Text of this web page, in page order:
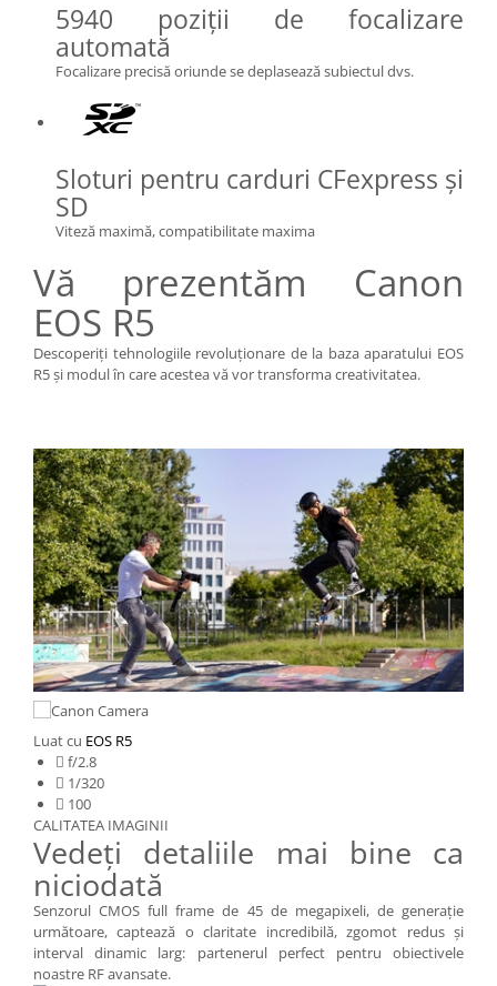
5940 poziţii de focalizare
automată
Focalizare precisă oriunde se deplasează subiectul dvs.
Sloturi pentru carduri CFexpress şi
SD
Viteză maximă, compatibilitate maxima
Vă prezentăm Canon
EOS R5
Descoperiţi tehnologiile revoluţionare de la baza aparatului EOS
R5 şi modul în care acestea vă vor transforma creativitatea.
Luat cu EOS R5
 f/2.8
 1/320
 100
CALITATEA IMAGINII
Vedeţi detaliile mai bine ca
niciodată
Senzorul CMOS full frame de 45 de megapixeli, de generaţie
următoare, captează o claritate incredibilă, zgomot redus şi
interval dinamic larg: partenerul perfect pentru obiectivele
noastre RF avansate.